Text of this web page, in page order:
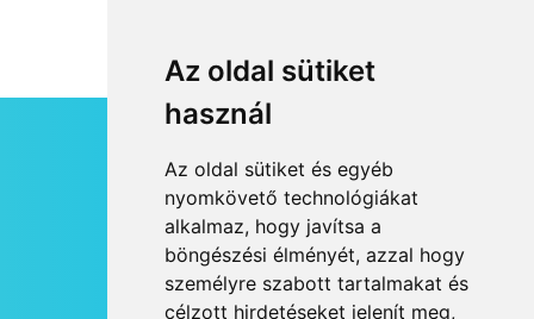
Az oldal sütiket
használ
Az oldal sütiket és egyéb
nyomkövető technológiákat
alkalmaz, hogy javítsa a
böngészési élményét, azzal hogy
személyre szabott tartalmakat és
célzott hirdetéseket jelenít meg,
KULTÚRA
Különleges csillagles lesz
Majorban
KULTÚRA 2026 AUG 06
RSS
JOGI NYILATKOZAT
KAPCSOLAT
OLDALTÉRKÉP